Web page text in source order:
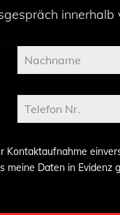
Kontaktaufnahme
Daten in